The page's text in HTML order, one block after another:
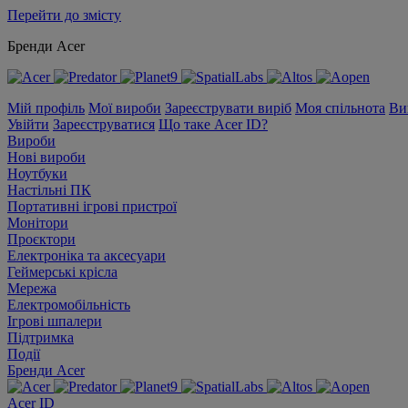
Перейти до змісту
Бренди Acer
Мій профіль Мої вироби Зареєструвати виріб Моя спільнота
Увійти Зареєструватися Що таке Acer ID?
Вироби
Нові вироби
Ноутбуки
Настільні ПК
Портативні ігрові пристрої
Монітори
Проєктори
Електроніка та аксесуари
Геймерські крісла
Мережа
Електромобільність
Ігрові шпалери
Підтримка
Події
Бренди Acer
Acer ID